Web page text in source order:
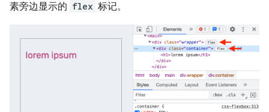
素旁边显示的 flex 标记。